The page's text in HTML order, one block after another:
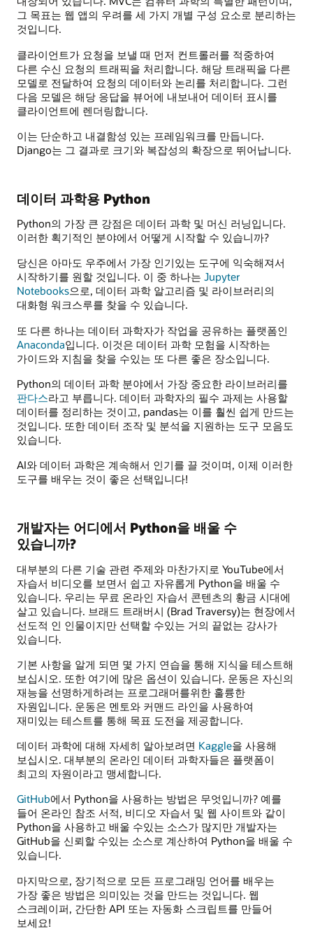
그 목표는 웹 앱의 우려를 세 가지 개별 구성 요소로 분리하는
것입니다.
클라이언트가 요청을 보낼 때 먼저 컨트롤러를 적중하여
다른 수신 요청의 트래픽을 처리합니다. 해당 트래픽을 다른
모델로 전달하여 요청의 데이터와 논리를 처리합니다. 그런
다음 모델은 해당 응답을 뷰어에 내보내어 데이터 표시를
클라이언트에 렌더링합니다.
이는 단순하고 내결함성 있는 프레임워크를 만듭니다.
Django는 그 결과로 크기와 복잡성의 확장으로 뛰어납니다.
데이터 과학용 Python
Python의 가장 큰 강점은 데이터 과학 및 머신 러닝입니다.
이러한 획기적인 분야에서 어떻게 시작할 수 있습니까?
당신은 아마도 우주에서 가장 인기있는 도구에 익숙해져서
시작하기를 원할 것입니다. 이 중 하나는 Jupyter
Notebooks으로, 데이터 과학 알고리즘 및 라이브러리의
대화형 워크스루를 찾을 수 있습니다.
또 다른 하나는 데이터 과학자가 작업을 공유하는 플랫폼인
Anaconda입니다. 이것은 데이터 과학 모험을 시작하는
가이드와 지침을 찾을 수있는 또 다른 좋은 장소입니다.
Python의 데이터 과학 분야에서 가장 중요한 라이브러리를
판다스라고 부릅니다. 데이터 과학자의 필수 과제는 사용할
데이터를 정리하는 것이고, pandas는 이를 훨씬 쉽게 만드는
것입니다. 또한 데이터 조작 및 분석을 지원하는 도구 모음도
있습니다.
AI와 데이터 과학은 계속해서 인기를 끌 것이며, 이제 이러한
도구를 배우는 것이 좋은 선택입니다!
개발자는 어디에서 Python을 배울 수
있습니까?
대부분의 다른 기술 관련 주제와 마찬가지로 YouTube에서
자습서 비디오를 보면서 쉽고 자유롭게 Python을 배울 수
있습니다. 우리는 무료 온라인 자습서 콘텐츠의 황금 시대에
살고 있습니다. 브래드 트래버시 (Brad Traversy)는 현장에서
선도적 인 인물이지만 선택할 수있는 거의 끝없는 강사가
있습니다.
기본 사항을 알게 되면 몇 가지 연습을 통해 지식을 테스트해
보십시오. 또한 여기에 많은 옵션이 있습니다. 운동은 자신의
재능을 선명하게하려는 프로그래머를위한 훌륭한
자원입니다. 운동은 멘토와 커맨드 라인을 사용하여
재미있는 테스트를 통해 목표 도전을 제공합니다.
데이터 과학에 대해 자세히 알아보려면 Kaggle을 사용해
보십시오. 대부분의 온라인 데이터 과학자들은 플랫폼이
최고의 자원이라고 맹세합니다.
GitHub에서 Python을 사용하는 방법은 무엇입니까? 예를
들어 온라인 참조 서적, 비디오 자습서 및 웹 사이트와 같이
Python을 사용하고 배울 수있는 소스가 많지만 개발자는
GitHub을 신뢰할 수있는 소스로 계산하여 Python을 배울 수
있습니다.
마지막으로, 장기적으로 모든 프로그래밍 언어를 배우는
가장 좋은 방법은 의미있는 것을 만드는 것입니다. 웹
스크레이퍼, 간단한 API 또는 자동화 스크립트를 만들어
보세요!